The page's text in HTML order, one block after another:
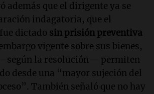
además que el dirigente ya se
indagatoria, que el
dictado sin prisión preventiva
vigente sobre sus bienes,
la resolución— permiten
desde una “mayor sujeción del
También señaló que no hay